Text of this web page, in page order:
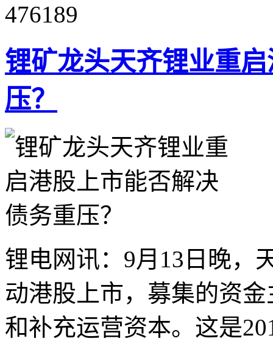
476189
锂矿龙头天齐锂业重
压？
锂电网讯：9月13日晚，
动港股上市，募集的资
和补充运营资本。这是